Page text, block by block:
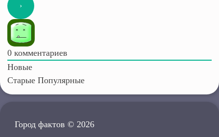
0 комментариев
Новые
Старые Популярные
Город фактов © 2026